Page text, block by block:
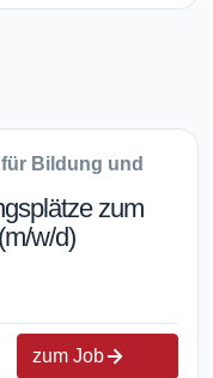
Bildung und
zum
w/d)
zum Job